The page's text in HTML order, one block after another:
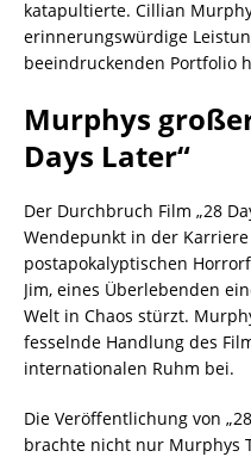
katapultierte. Cillian
erinnerungswürdige
beeindruckenden Portfolio
Murphys
Days Later“
Der Durchbruch Film „28
Wendepunkt in der
postapokalyptischen
Jim, eines Überlebenden
Welt in Chaos stürzt.
fesselnde Handlung des
internationalen Ruhm bei.
Die Veröffentlichung von
brachte nicht nur Murphys